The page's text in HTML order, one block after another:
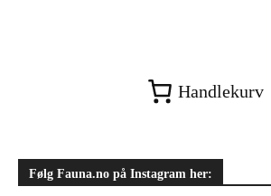
Handlekurv
Følg Fauna.no på Instagram her: